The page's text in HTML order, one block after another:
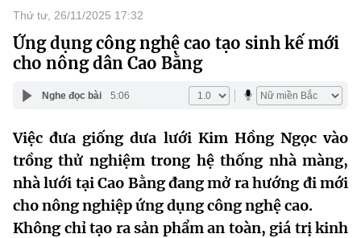
Danh mục
Trang chủ
Giới thiệu
Chức năng nhiệm vụ
Cơ cấu tổ chức
Lịch sử phát triển
Tin tức sự kiện
Khoa học và Công nghệ
Đổi mới sáng tạo
Dịch vụ công
Hệ thống văn bản
Thứ tư, 26/11/2025 17:32
Ứng dụng công nghệ cao tạo sinh kế mới
cho nông dân Cao Bằng
Nghe đọc bài 5:06
Việc đưa giống dưa lưới Kim Hồng Ngọc vào
trồng thử nghiệm trong hệ thống nhà màng,
nhà lưới tại Cao Bằng đang mở ra hướng đi mới
cho nông nghiệp ứng dụng công nghệ cao.
Không chỉ tạo ra sản phẩm an toàn, giá trị kinh